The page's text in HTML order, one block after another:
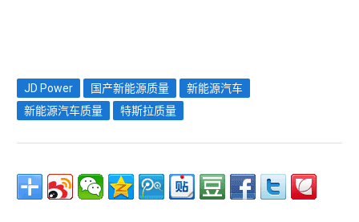
JD Power 国产新能源质量
新能源汽车
新能源汽车质量
特斯拉质量